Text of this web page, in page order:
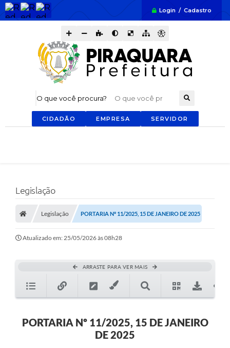
Login / Cadastro
O que você procura?
CIDADÃO EMPRESA SERVIDOR
Legislação
Legislação PORTARIA Nº 11/2025, 15 DE JANEIRO DE 2025
Atualizado em: 25/05/2026 às 08h28
ARRASTE PARA VER MAIS
PORTARIA Nº 11/2025, 15 DE JANEIRO
DE 2025